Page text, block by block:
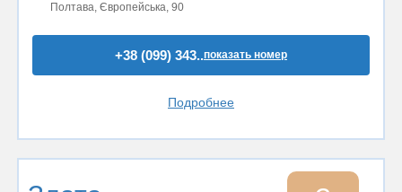
Полтава, Європейська, 90
+38 (099) 343..показать номер
Подробнее